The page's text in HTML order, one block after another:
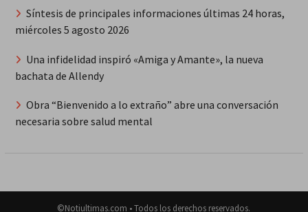
Síntesis de principales informaciones últimas 24 horas,
miércoles 5 agosto 2026
Una infidelidad inspiró «Amiga y Amante», la nueva
bachata de Allendy
Obra “Bienvenido a lo extraño” abre una conversación
necesaria sobre salud mental
©Notiultimas.com • Todos los derechos reservados.